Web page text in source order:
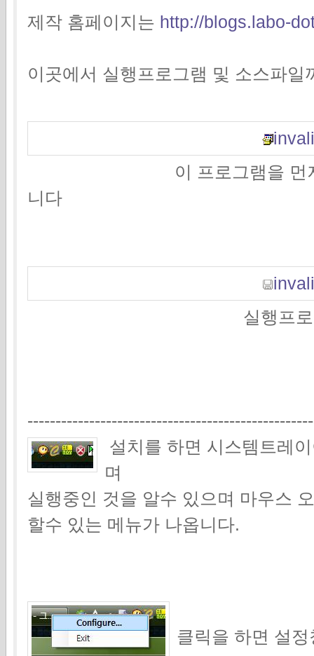
제작 홈페이지는 http://blogs.labo-
이곳에서 실행프로그램 및 소스파일
이 프로그램을 먼저 설치
니다
실행프로그램 다
설치를 하면 시스템트레
며
실행중인 것을 알수 있으며 마우스
할수 있는 메뉴가 나옵니다.
클릭을 하면 설